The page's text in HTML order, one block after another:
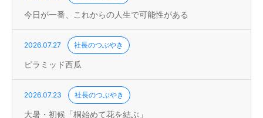
今日が一番、これからの人生で可能性がある
2026.07.27 社長のつぶやき
ピラミッド西瓜
2026.07.23 社長のつぶやき
大暑・初候「桐始めて花を結ぶ」